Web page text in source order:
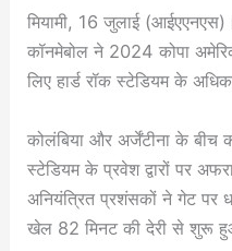
मियामी, 16 जुलाई
कॉनमेबोल ने 2024 कोपा
लिए हार्ड रॉक स्टेडियम के
कोलंबिया और अर्जेंटीना के बीच
स्टेडियम के प्रवेश द्वारों पर
अनियंत्रित प्रशंसकों ने गेट पर
खेल 82 मिनट की देरी से शुरू